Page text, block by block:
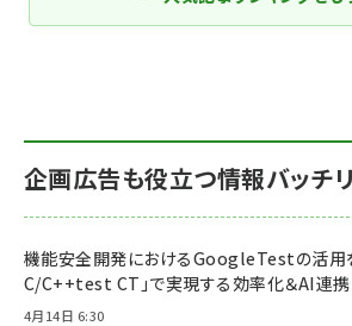
企画広告も役立つ情報バッチリ
機能安全開発におけるGoogleTestの活用
C/C++test CT」で実現する効率化＆AI連携
4月14日 6:30